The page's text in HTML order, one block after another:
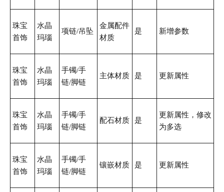
珠宝
首饰
水晶
玛瑙
项链/吊坠
金属配件
材质
是 新增参数
珠宝
首饰
水晶
玛瑙
手镯/手
链/脚链
主体材质 是 更新属性
珠宝
首饰
水晶
玛瑙
手镯/手
链/脚链
配石材质 是
更新属性，修改
为多选
珠宝
首饰
水晶
玛瑙
手镯/手
链/脚链
镶嵌材质 是 更新属性